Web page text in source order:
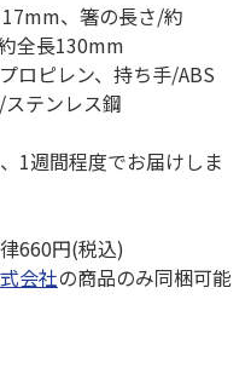
、箸の長さ/約
全長130mm
ロピレン、持ち手/ABS
テンレス鋼
1週間程度でお届けしま
660円(税込)
会社の商品のみ同梱可能